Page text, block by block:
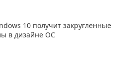
10 получит закругленные
в дизайне ОС